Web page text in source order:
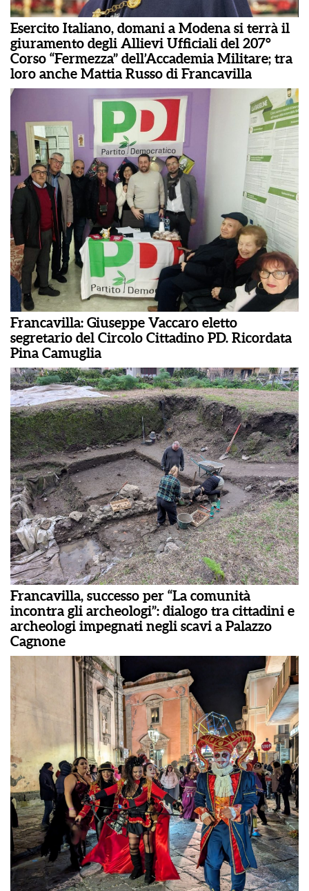
Esercito Italiano, domani a Modena si terrà il
giuramento degli Allievi Ufficiali del 207°
Corso “Fermezza” dell’Accademia Militare; tra
loro anche Mattia Russo di Francavilla
Francavilla: Giuseppe Vaccaro eletto
segretario del Circolo Cittadino PD. Ricordata
Pina Camuglia
Francavilla, successo per “La comunità
incontra gli archeologi”: dialogo tra cittadini e
archeologi impegnati negli scavi a Palazzo
Cagnone